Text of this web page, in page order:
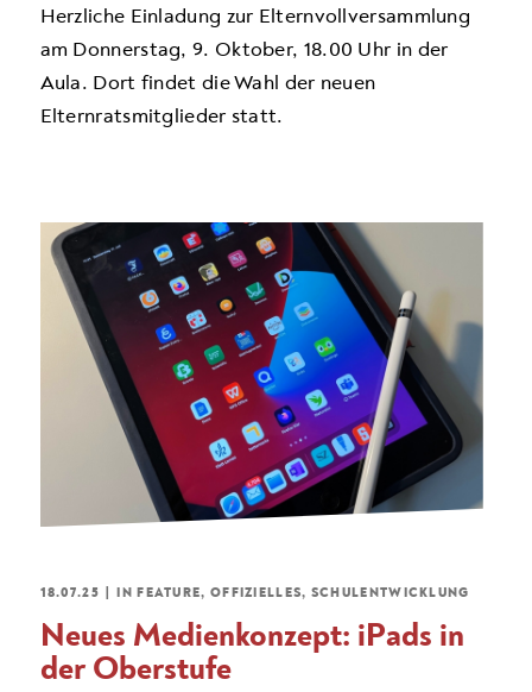
Herzliche Einladung zur Elternvollversammlung
am Donnerstag, 9. Oktober, 18.00 Uhr in der
Aula. Dort findet die Wahl der neuen
Elternratsmitglieder statt.
18.07.25 IN FEATURE, OFFIZIELLES, SCHULENTWICKLUNG
Neues Medienkonzept: iPads in
der Oberstufe